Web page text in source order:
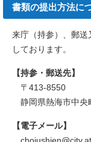
書類の提出方法に
来庁（持参）、郵
しております。
【持参・郵送先】
〒413-8550
静岡県熱海市中央
【電子メール】